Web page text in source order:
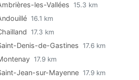
les-Vallées 15.3 km
16.1 km
17.3 km
Denis-de-Gastines 17.6 km
17.9 km
Jean-sur-Mayenne 17.9 km